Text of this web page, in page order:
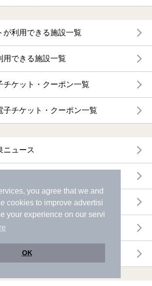
you agree that we and
cookies to improve advertisi
your experience on our servi
OK
が利用できる施設一覧
用できる施設一覧
チケット・クーポン一覧
子チケット・クーポン一覧
ニュース
からのお知らせ